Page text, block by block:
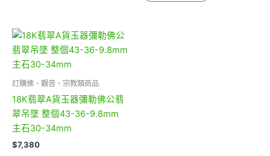
訂購佛、觀音、宗教類商品
18K翡翠A貨玉器彌勒佛公翡
翠吊墜 整個43-36-9.8mm
主石30-34mm
$7,380